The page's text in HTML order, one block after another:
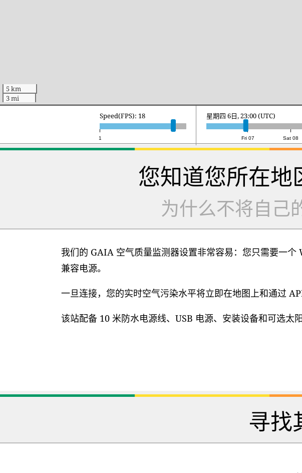
5 km
3 mi
1
Speed(FPS): 18
Fri 07 Sat 08
星期五 7日, 17:00 (UTC)
您知道您所在地
为什么不将自己
我们的 GAIA 空气质量监测器设置非常容易：您只需要一个
兼容电源。
一旦连接，您的实时空气污染水平将立即在地图上和通过
该站配备 10 米防水电源线、USB 电源、安装设备和可选太
寻找